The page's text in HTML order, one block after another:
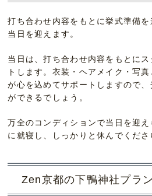
打ち合わせ内容をもとに挙式準備
当日を迎えます。
当日は、打ち合わせ内容をもとに
トします。衣装・ヘアメイク・写
が心を込めてサポートしますので
ができるでしょう。
万全のコンディションで当日を迎
に就寝し、しっかりと休んでくださ
Zen京都の下鴨神社プラ